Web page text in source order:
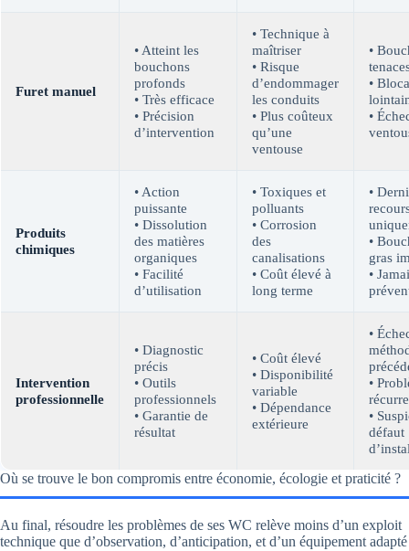
Furet manuel
• Atteint les
bouchons
profonds
• Très efficace
• Précision
d’intervention
• Technique à
maîtriser
• Risque
d’endommager
les conduits
• Plus coûteux
qu’une
ventouse
•
•
•
Produits
chimiques
• Action
puissante
• Dissolution
des matières
organiques
• Facilité
d’utilisation
• Toxiques et
polluants
• Corrosion
des
canalisations
• Coût élevé à
long terme
•
•
gras
•
Intervention
professionnelle
• Diagnostic
précis
• Outils
professionnels
• Garantie de
résultat
• Coût élevé
• Disponibilité
variable
• Dépendance
extérieure
•
•
•
défaut
Où se trouve le bon compromis entre économie, écologie et praticité ?
Au final, résoudre les problèmes de ses WC relève moins d’un exploit
technique que d’observation, d’anticipation, et d’un équipement adapté